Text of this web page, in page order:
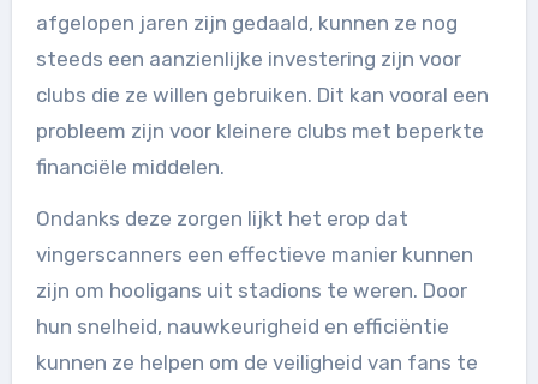
afgelopen jaren zijn gedaald, kunnen ze nog
steeds een aanzienlijke investering zijn voor
clubs die ze willen gebruiken. Dit kan vooral een
probleem zijn voor kleinere clubs met beperkte
financiële middelen.
Ondanks deze zorgen lijkt het erop dat
vingerscanners een effectieve manier kunnen
zijn om hooligans uit stadions te weren. Door
hun snelheid, nauwkeurigheid en efficiëntie
kunnen ze helpen om de veiligheid van fans te